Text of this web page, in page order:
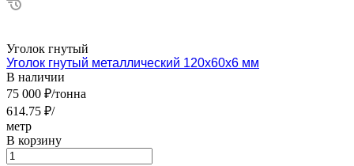
Уголок гнутый
Уголок гнутый металлический 120х60х6 мм
В наличии
75 000 ₽/тонна
614.75 ₽/
метр
В корзину